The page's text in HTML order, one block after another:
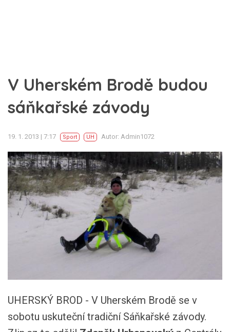
V Uherském Brodě budou
sáňkařské závody
19. 1. 2013 | 7:17 Sport UH Autor: Admin1072
UHERSKÝ BROD - V Uherském Brodě se v
sobotu uskuteční tradiční Sáňkařské závody.